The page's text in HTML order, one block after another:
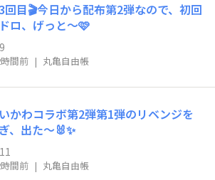
りオレンジ色です赤肉🍈は夕張が有名
るように道内の至るところにメロン
かります💡北海道はじゃがいも🥔アス
こし🌽のイメージが強いのですが、丸
年色々なアレンジを楽しませてもらっ
家さんの苦労もお聞きします😥昨今
ご苦労も半端ないかと生産者さま、は
ださっている方々に感謝致します🙏🍈
美味しく😋いただきます🙂‍↕️ありが
が並ぶ本日、古くは「８・８ロック
回目🎬️今日から配布第2弾なので、初回
ロ、げっと〜🩷
9
間前 | 丸亀自由帳
かわコラボ第2弾第1弾のリベンジを
、出た〜🐰✨️
11
間前 | 丸亀自由帳